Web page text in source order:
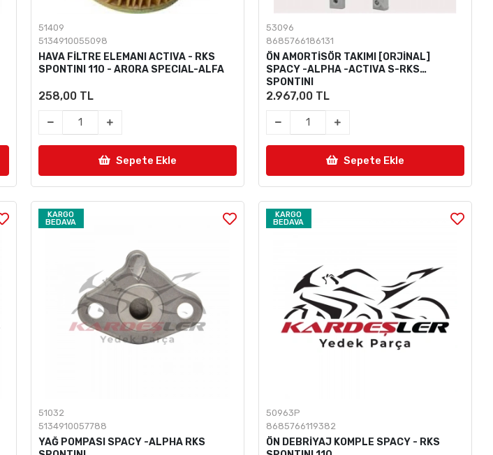
51409
5134910055098
HAVA FİLTRE ELEMANI ACTIVA - RKS
SPONTINI 110 - ARORA SPECIAL-ALFA
258,00 TL
Sepete Ekle
53096
8685766186131
ÖN AMORTİSÖR TAKIMI [ORJİNAL]
SPACY -ALPHA -ACTIVA S-RKS
SPONTINI
2.967,00 TL
Sepete Ekle
KARGO
BEDAVA
51032
5134910057788
YAĞ POMPASI SPACY -ALPHA RKS
KARGO
BEDAVA
50963P
8685766119382
ÖN DEBRİYAJ KOMPLE SPACY - RKS